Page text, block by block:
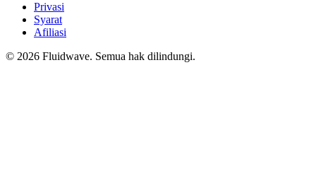
Privasi
Syarat
Afiliasi
© 2026 Fluidwave. Semua hak dilindungi.